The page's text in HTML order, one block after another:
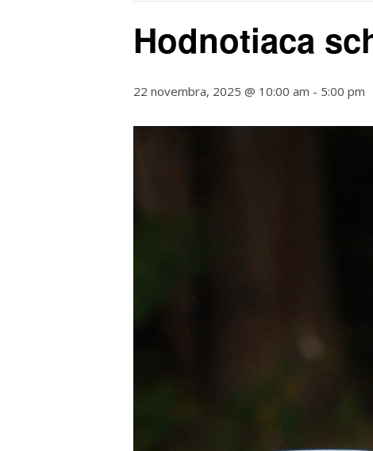
Hodnotiaca
22 novembra, 2025 @ 10:00 am - 5:00 pm